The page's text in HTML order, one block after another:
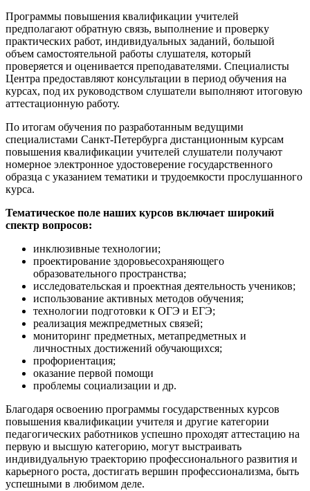
Программы повышения квалификации учителей
предполагают обратную связь, выполнение и проверку
практических работ, индивидуальных заданий, большой
объем самостоятельной работы слушателя, который
проверяется и оценивается преподавателями. Специалисты
Центра предоставляют консультации в период обучения на
курсах, под их руководством слушатели выполняют итоговую
аттестационную работу.
По итогам обучения по разработанным ведущими
специалистами Санкт-Петербурга дистанционным курсам
повышения квалификации учителей слушатели получают
номерное электронное удостоверение государственного
образца с указанием тематики и трудоемкости прослушанного
курса.
Тематическое поле наших курсов включает широкий
спектр вопросов:
инклюзивные технологии;
проектирование здоровьесохраняющего
образовательного пространства;
исследовательская и проектная деятельность учеников;
использование активных методов обучения;
технологии подготовки к ОГЭ и ЕГЭ;
реализация межпредметных связей;
мониторинг предметных, метапредметных и
личностных достижений обучающихся;
профориентация;
оказание первой помощи
проблемы социализации и др.
Благодаря освоению программы государственных курсов
повышения квалификации учителя и другие категории
педагогических работников успешно проходят аттестацию на
первую и высшую категорию, могут выстраивать
индивидуальную траекторию профессионального развития и
карьерного роста, достигать вершин профессионализма, быть
успешными в любимом деле.